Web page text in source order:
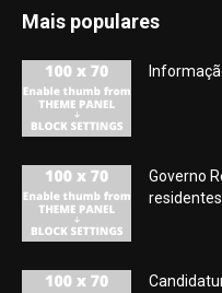
Mais populares
Governo